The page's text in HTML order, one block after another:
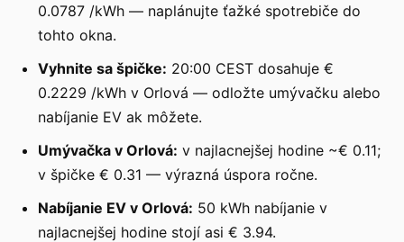
0.0787 /kWh — naplánujte ťažké spotrebiče do
tohto okna.
Vyhnite sa špičke: 20:00 CEST dosahuje €
0.2229 /kWh v Orlová — odložte umývačku alebo
nabíjanie EV ak môžete.
Umývačka v Orlová: v najlacnejšej hodine ~€ 0.11;
v špičke € 0.31 — výrazná úspora ročne.
Nabíjanie EV v Orlová: 50 kWh nabíjanie v
najlacnejšej hodine stojí asi € 3.94.